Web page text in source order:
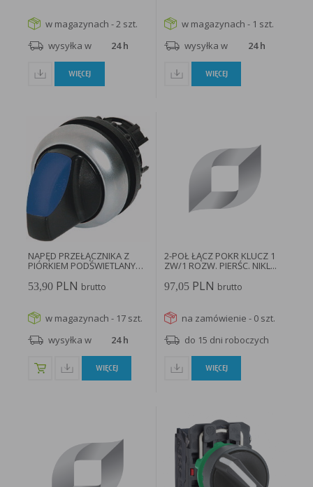
w magazynach - 2 szt.
wysyłka w
24 h
WIĘCEJ
w magazynach - 1 szt.
wysyłka w
24 h
WIĘCEJ
NAPĘD PRZEŁĄCZNIKA Z
PIÓRKIEM PODŚWIETLANY
53,90PLN brutto
w magazynach - 17 szt.
wysyłka w
24 h
WIĘCEJ
2-POŁ ŁĄCZ POKR KLUCZ 1
ZW/1 ROZW. PIERŚC. NIKL...
97,05 PLN brutto
na zamówienie - 0 szt.
do 15 dni roboczych
WIĘCEJ